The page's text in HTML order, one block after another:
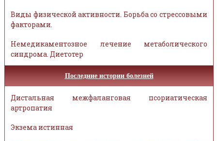
Виды физической активности. Борьба со стрессовыми
факторами.
Немедикаментозное лечение метаболического
синдрома. Диетотер
Последние истории болезней
Дистальная межфаланговая псориатическая
артропатия
Экзема истинная